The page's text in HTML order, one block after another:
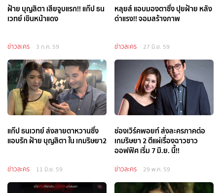
ฝ้าย บุญสิตา เสียจูบแรก!! แก๊ป ธน
เวทย์ เขินหน้าแดง
ข่าวละคร 3 ก.ค. 59
หลุยส์ แอบมองตาซึ้ง ปุยฝ้าย หลัง
ด่าแรง!! จอมสร้างภาพ
ข่าวละคร 27 มิ.ย. 59
แก๊ป ธนเวทย์ ส่งสายตาหวานซึ้ง
แอบรัก ฝ้าย บุญสิตา ใน เกมริษยา2
ข่าวละคร 11 มิ.ย. 59
ช่องเวิร์คพอยท์ ส่งละครภาคต่อ
เกมริษยา 2 ตีแผ่เรื่องฉาวชาว
ออฟฟิศ เริ่ม 7 มิ.ย. นี้!!
ข่าวละคร 29 พ.ค. 59